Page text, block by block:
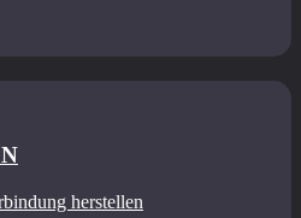
herstellen